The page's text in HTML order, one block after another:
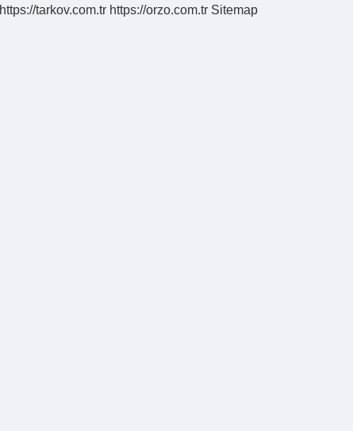
https://tarkov.com.tr https://orzo.com.tr Sitemap